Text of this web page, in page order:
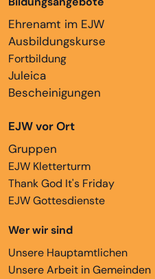
Ehrenamt im EJW
Ausbildungskurse
Fortbildung
Juleica
Bescheinigungen
EJW vor Ort
Gruppen
EJW Kletterturm
Thank God It's Friday
EJW Gottesdienste
Wer wir sind
Unsere Hauptamtlichen
Unsere Arbeit in Gemeinden